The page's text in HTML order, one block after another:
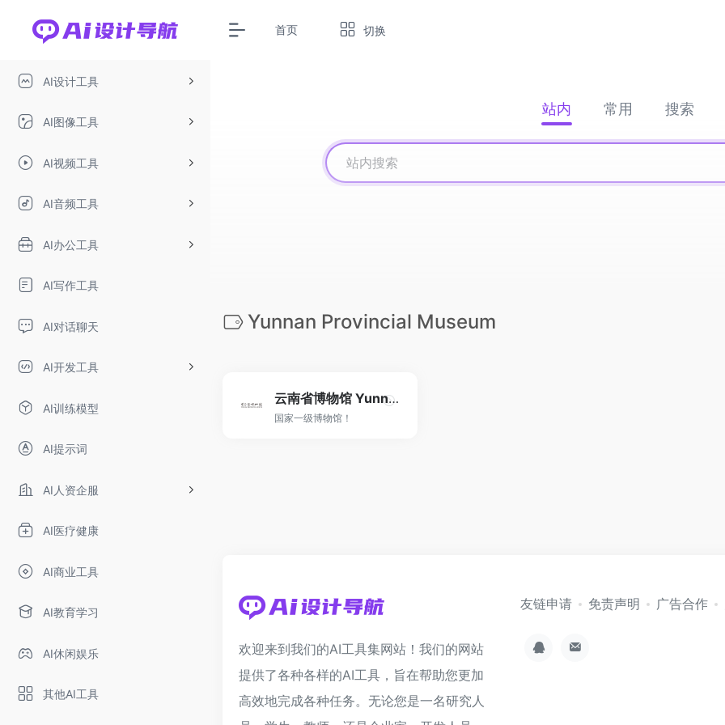
AI设计工具
AI图像工具
AI视频工具
AI音频工具
AI办公工具
AI写作工具
AI对话聊天
AI开发工具
AI训练模型
AI提示词
AI人资企服
AI医疗健康
AI商业工具
AI教育学习
AI休闲娱乐
其他AI工具
首页 切换
站内 常用 搜索
Yunnan Provincial Museum
云南省博物馆 Yunnan Provincial Museum
国家一级博物馆！
欢迎来到我们的AI工具集网站！我们的网站
提供了各种各样的AI工具，旨在帮助您更加
高效地完成各种任务。无论您是一名研究人
友链申请 免责声明 广告合作